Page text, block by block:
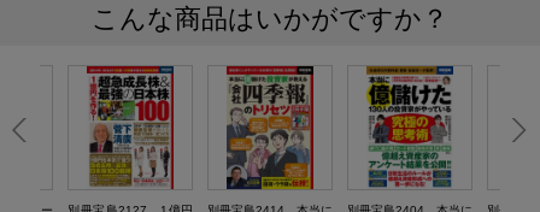
こんな商品はいかがですか？